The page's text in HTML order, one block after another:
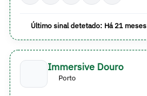
Último sinal detetado: Há 21 meses
Immersive Douro
Porto